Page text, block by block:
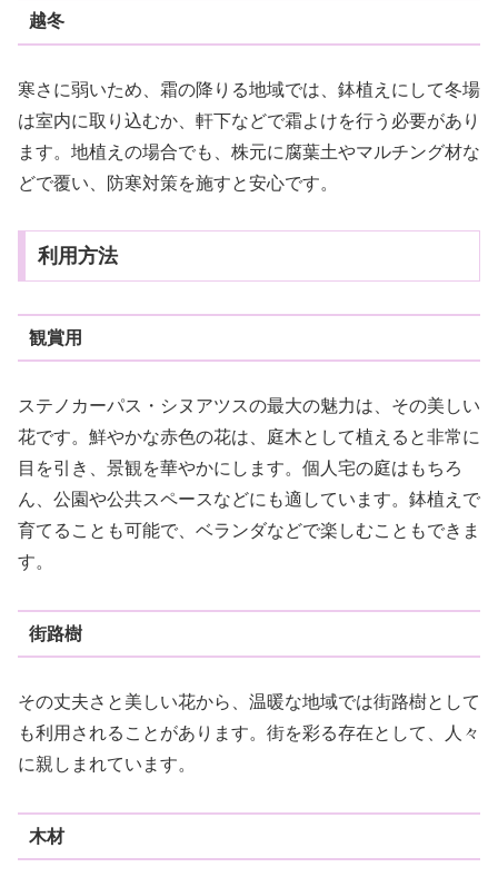
越冬
寒さに弱いため、霜の降りる地域では、鉢植えにして冬場
は室内に取り込むか、軒下などで霜よけを行う必要があり
ます。地植えの場合でも、株元に腐葉土やマルチング材な
どで覆い、防寒対策を施すと安心です。
利用方法
観賞用
ステノカーパス・シヌアツスの最大の魅力は、その美しい
花です。鮮やかな赤色の花は、庭木として植えると非常に
目を引き、景観を華やかにします。個人宅の庭はもちろ
ん、公園や公共スペースなどにも適しています。鉢植えで
育てることも可能で、ベランダなどで楽しむこともできま
す。
街路樹
その丈夫さと美しい花から、温暖な地域では街路樹として
も利用されることがあります。街を彩る存在として、人々
に親しまれています。
木材